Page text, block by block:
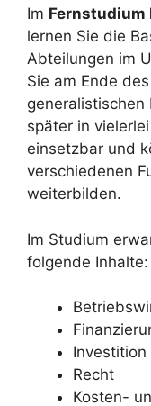
Im
lernen Sie die
Abteilungen im
Sie am Ende
generalistischen
später in
einsetzbar und
verschiedenen
weiterbilden.
Im Studium
folgende Inhalte:
Investition
Recht
Kosten-